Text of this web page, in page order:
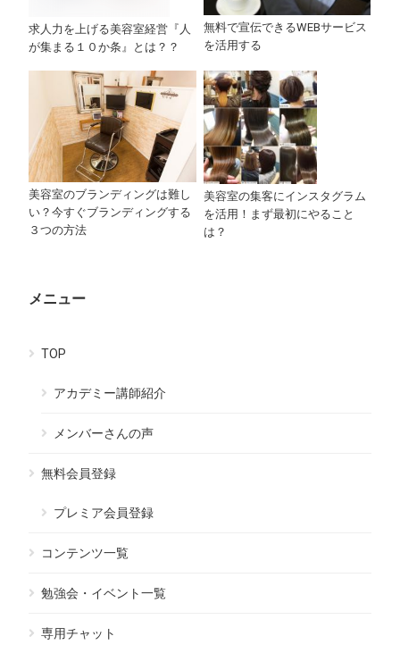
求人力を上げる美容室経営『人
が集まる１０か条』とは？？
無料で宣伝できるWEBサービス
を活用する
美容室のブランディングは難し
い？今すぐブランディングする
３つの方法
美容室の集客にインスタグラム
を活用！まず最初にやること
は？
メニュー
TOP
アカデミー講師紹介
メンバーさんの声
無料会員登録
プレミア会員登録
コンテンツ一覧
勉強会・イベント一覧
専用チャット